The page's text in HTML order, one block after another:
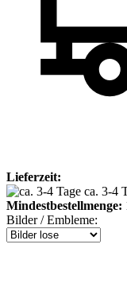
Lieferzeit:
ca. 3-4
Mindestbestellmenge:
Bilder / Embleme: